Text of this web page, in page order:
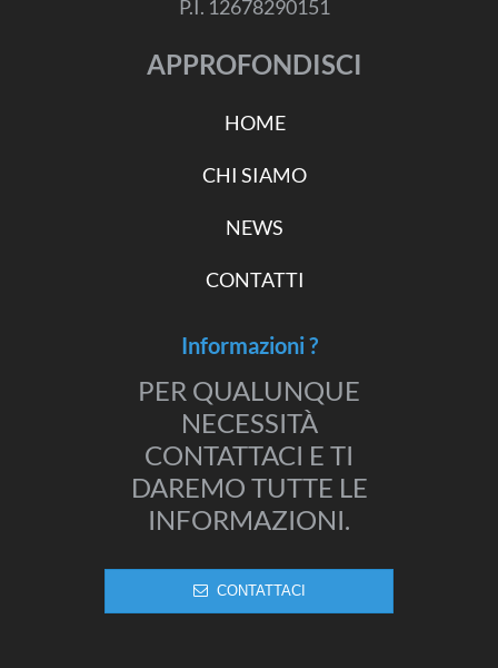
P.I. 12678290151
APPROFONDISCI
HOME
CHI SIAMO
NEWS
CONTATTI
Informazioni ?
PER QUALUNQUE
NECESSITÀ
CONTATTACI E TI
DAREMO TUTTE LE
INFORMAZIONI.
CONTATTACI